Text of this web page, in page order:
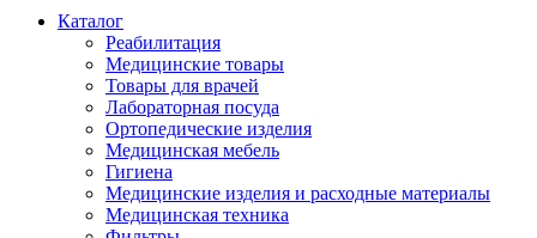
Каталог
Реабилитация
Медицинские товары
Товары для врачей
Лабораторная посуда
Ортопедические изделия
Медицинская мебель
Гигиена
Медицинские изделия и расходные материалы
Медицинская техника